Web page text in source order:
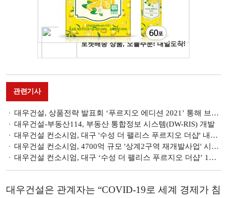
관련기사
대우건설, 상품전략 발표회 ‘푸르지오 에디션 2021’ 통해 브랜드철학 제시
대우건설-부동산114, 부동산 통합정보 시스템(DW-RIS) 개발
대우건설 컨소시엄, 대구 '수성 더 팰리스 푸르지오 더샵' 내달 2일 1순위청약 개시
대우건설 컨소시엄, 4700억 규모 '상계2구역 재개발사업' 시공사 선정
대우건설 컨소시엄, 대구 ‘수성 더 팰리스 푸르지오 더샵’ 1월 분양 예고
대우건설은 관계자는 “COVID-19로 세계 경제가 침